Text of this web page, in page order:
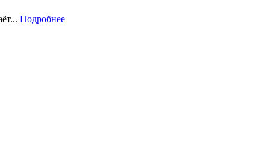
Подробнее